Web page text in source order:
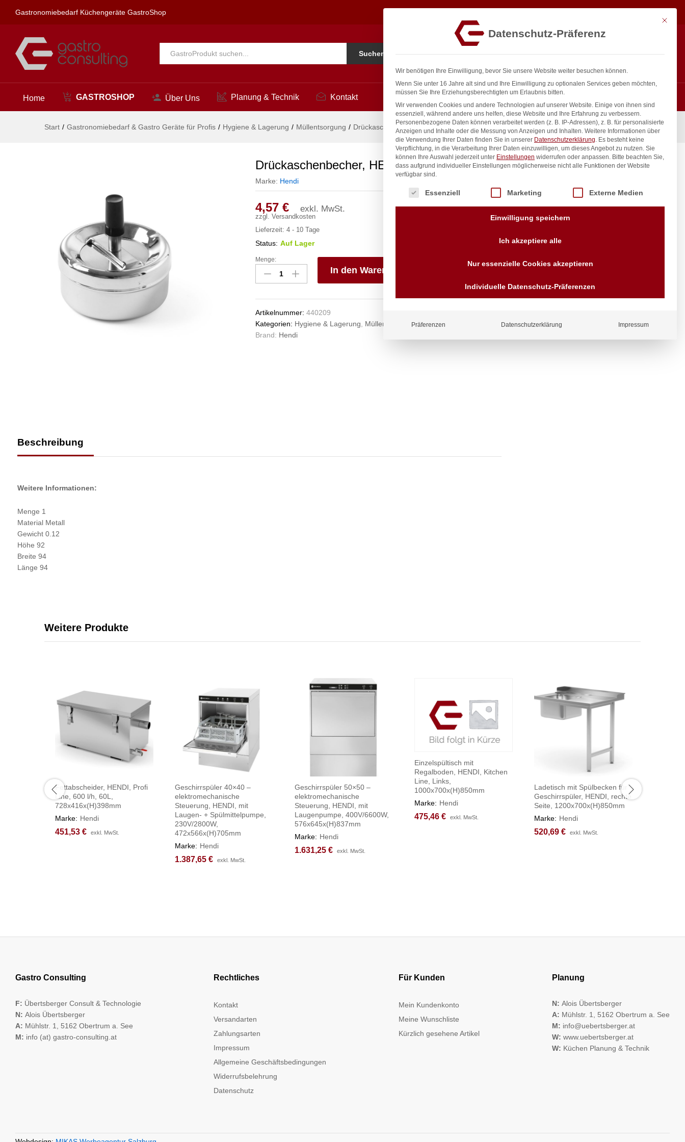
Gastronomiebedarf Küchengeräte GastroShop
Alle Suchen
Home GASTROSHOP Über Uns Planung & Technik Kontakt
Start / Gastronomiebedarf & Gastro Geräte für Profis / Hygiene & Lagerung / Müllentsorgung / Drückaschenbecher, HENDI, ø90x(H)45mm
Drückaschenbecher, HENDI, ø90x(H)45mm
Marke: Hendi
4,57 € exkl. MwSt.
zzgl. Versandkosten
Lieferzeit: 4 - 10 Tage
Status: Auf Lager
Drückaschenbecher,
HENDI,
ø90x(H)45mm
Menge:
In den Warenkorb
Vergl
eiche
Artikelnummer: 440209
Kategorien: Hygiene & Lagerung, Müllentsorgung
Brand: Hendi
Beschreibung
Weitere Informationen:
Menge 1
Material Metall
Gewicht 0.12
Höhe 92
Breite 94
Länge 94
inkl. / exkl. MwSt.
Anfragen
Wir sind seit über 40 Jahren
für Sie da
Vorrauskasse Paypal,
Kreditkarte, Direkt
Weitere Produkte
Fettabscheider, HENDI, Profi
Line, 600 l/h, 60L,
728x416x(H)398mm
Marke: Hendi
451,53 € exkl. MwSt.
451,53 € exkl. MwSt.
Geschirrspüler 40×40 –
elektromechanische
Steuerung, HENDI, mit
Laugen- + Spülmittelpumpe,
230V/2800W,
472x566x(H)705mm
Marke: Hendi
1.387,65 € exkl. MwSt.
1.387,65 € exkl. MwSt.
Geschirrspüler 50×50 –
elektromechanische
Steuerung, HENDI, mit
Laugenpumpe, 400V/6600W,
576x645x(H)837mm
Marke: Hendi
1.631,25 € exkl. MwSt.
1.631,25 € exkl. MwSt.
Einzelspültisch mit
Regalboden, HENDI, Kitchen
Line, Links,
1000x700x(H)850mm
Marke: Hendi
475,46 € exkl. MwSt.
475,46 € exkl. MwSt.
Ladetisch mit Spülbecken für
Geschirrspüler, HENDI, rechte
Seite, 1200x700x(H)850mm
Marke: Hendi
520,69 € exkl. MwSt.
520,69 € exkl. MwSt.
Gastro Consulting
F: Übertsberger Consult & Technologie
N: Alois Übertsberger
A: Mühlstr. 1, 5162 Obertrum a. See
M: info (at) gastro-consulting.at
Rechtliches
Kontakt
Versandarten
Zahlungsarten
Impressum
Allgemeine Geschäftsbedingungen
Widerrufsbelehrung
Datenschutz
Für Kunden
Mein Kundenkonto
Meine Wunschliste
Kürzlich gesehene Artikel
Planung
N: Alois Übertsberger
A: Mühlstr. 1, 5162 Obertrum a. See
M: info@uebertsberger.at
W: www.uebertsberger.at
W: Küchen Planung & Technik
Beschreibung
4,57€ exkl. MwSt. In den Warenkorb
Mit
Datenschutz-Präferenz
Wir benötigen Ihre Einwilligung, bevor Sie unsere Website weiter besuchen können.
Wenn Sie unter 16 Jahre alt sind und Ihre Einwilligung zu optionalen Services geben möchten,
müssen Sie Ihre Erziehungsberechtigten um Erlaubnis bitten.
Wir verwenden Cookies und andere Technologien auf unserer Website. Einige von ihnen sind
essenziell, während andere uns helfen, diese Website und Ihre Erfahrung zu verbessern.
Personenbezogene Daten können verarbeitet werden (z. B. IP-Adressen), z. B. für personalisierte
Anzeigen und Inhalte oder die Messung von Anzeigen und Inhalten. Weitere Informationen über
die Verwendung Ihrer Daten finden Sie in unserer Datenschutzerklärung. Es besteht keine
Verpflichtung, in die Verarbeitung Ihrer Daten einzuwilligen, um dieses Angebot zu nutzen. Sie
können Ihre Auswahl jederzeit unter Einstellungen widerrufen oder anpassen. Bitte beachten Sie,
dass aufgrund individueller Einstellungen möglicherweise nicht alle Funktionen der Website
verfügbar sind.
Es folgt eine Liste der Service-Gruppen, für die eine Einwilligung erteilt werden kann.
Essenziell Marketing Externe Medien
Einwilligung speichern
Ich akzeptiere alle
Nur essenzielle Cookies akzeptieren
Individuelle Datenschutz-Präferenzen
Präferenzen Datenschutzerklärung Impressum